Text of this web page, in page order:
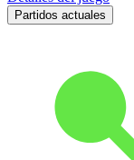
Partidos actuales